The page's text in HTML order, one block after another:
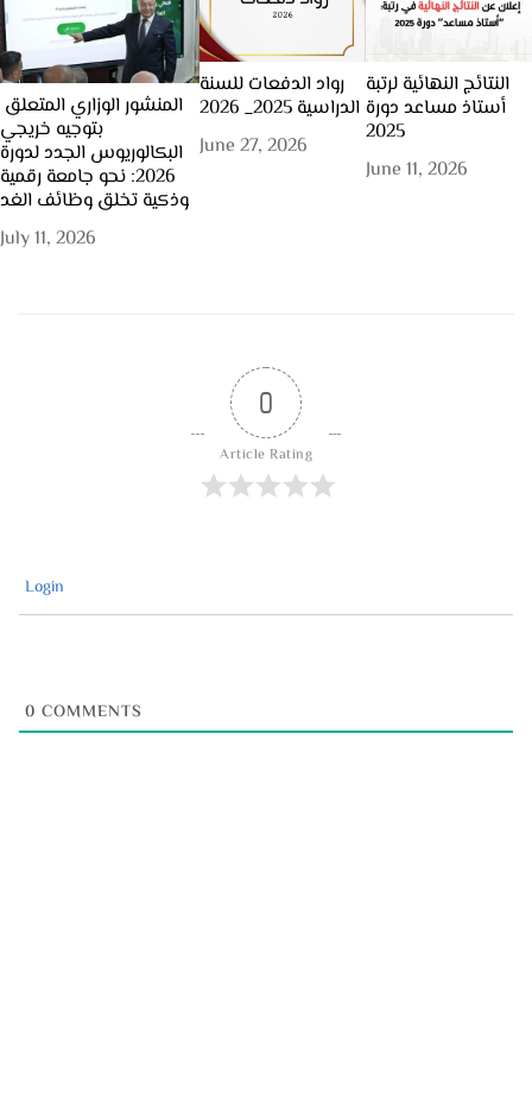
بتوجيه خريجي
البكالوريوس الجدد لدورة
2026: نحو جامعة رقمية
وذكية تخلق وظائف الغد
July 11, 2026
رواد الدفعات للسنة
الدراسية 2025_ 2026
June 27, 2026
النتائج النهائية لرتبة
أستاذ مساعد دورة
2025
June 11, 2026
0
Article Rating
Login
0 COMMENTS